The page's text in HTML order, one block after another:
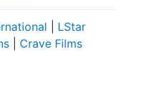
LStar
Crave Films